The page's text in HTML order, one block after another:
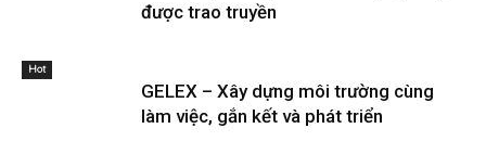
được trao truyền
Hot
GELEX – Xây dựng môi trường cùng
làm việc, gắn kết và phát triển